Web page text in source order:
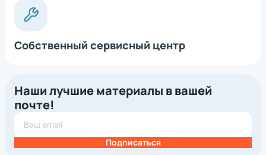
Собственный сервисный центр
Наши лучшие материалы в вашей
почте!
Подписаться